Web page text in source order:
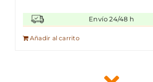
original
era:
145,00 €.
actual
es:
Envío 24/48 h
Añadir al carrito